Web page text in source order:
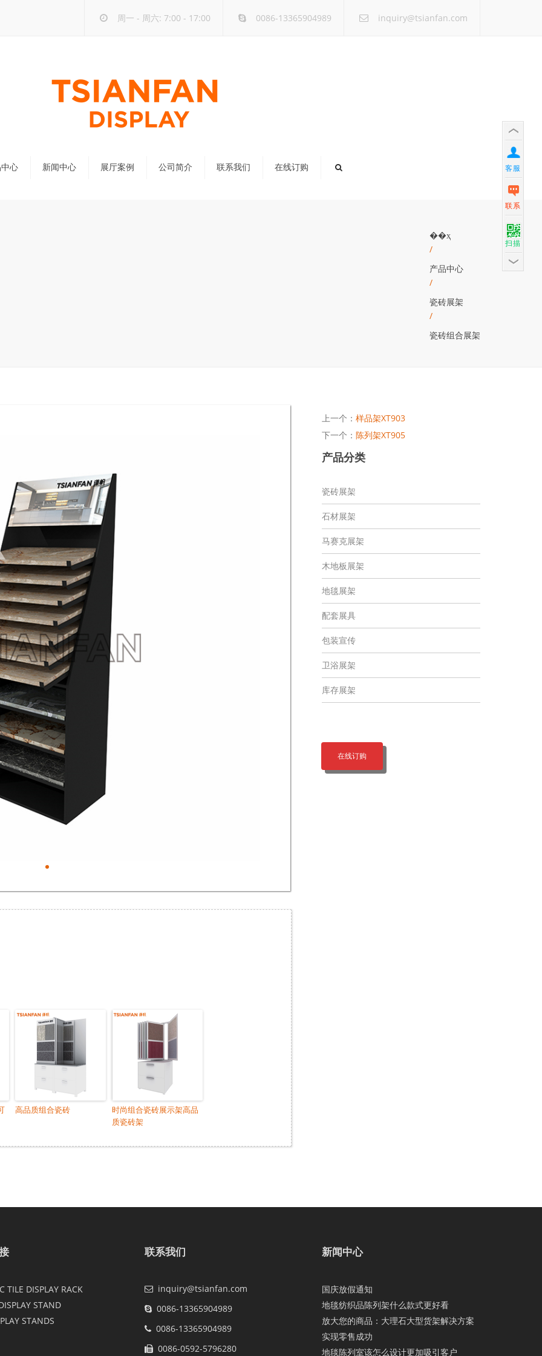
周一 - 周六: 7:00 - 17:00 0086-13365904989 inquiry@tsianfan.com
心 新闻中心 展厅案例 公司简介 联系我们 在线订购
��ҳ
/
产品中心
/
瓷砖展架
/
瓷砖组合展架
高品质组合瓷砖
时尚组合瓷砖展示架高品
质瓷砖架
上一个： 样品架XT903
下一个： 陈列架XT905
产品分类
瓷砖展架
石材展架
马赛克展架
木地板展架
地毯展架
配套展具
包装宣传
卫浴展架
库存展架
在线订购
TILE DISPLAY RACK
STAND
STANDS
联系我们
inquiry@tsianfan.com
0086-13365904989
0086-13365904989
0086-0592-5796280
新闻中心
国庆放假通知
地毯纺织品陈列架什么款式更好看
放大您的商品：大理石大型货架解决方案
实现零售成功
地毯陈列室该怎么设计更加吸引客户
客服
联系
扫描